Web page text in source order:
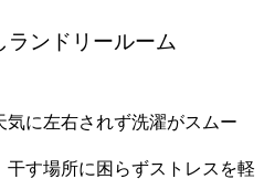
ンドリールーム
に左右されず洗濯がスムー
す場所に困らずストレスを軽